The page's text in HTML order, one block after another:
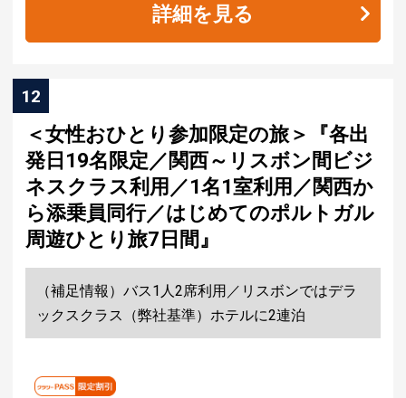
詳細を見る
12
＜女性おひとり参加限定の旅＞『各出
発日19名限定／関西～リスボン間ビジ
ネスクラス利用／1名1室利用／関西か
ら添乗員同行／はじめてのポルトガル
周遊ひとり旅7日間』
（補足情報）バス1人2席利用／リスボンではデラ
ックスクラス（弊社基準）ホテルに2連泊